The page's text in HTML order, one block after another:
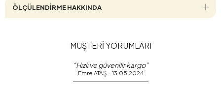
ÖLÇÜLENDİRME HAKKINDA
MÜŞTERİ YORUMLARI
“Hızlı ve güvenilir kargo”
Emre ATAŞ - 13.05.2024